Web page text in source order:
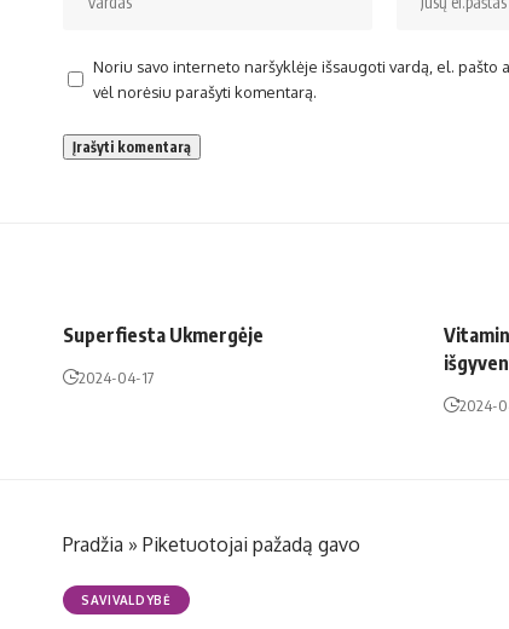
Noriu savo interneto naršyklėje išsaugoti vardą, el.
vėl norėsiu parašyti komentarą.
Superfiesta Ukmergėje
2024-04-17
2024-
Pradžia » Piketuotojai pažadą gavo
SAVIVALDYBĖ